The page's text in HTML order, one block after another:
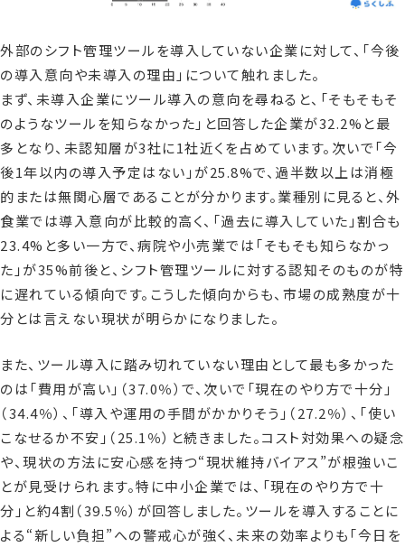
外部のシフト管理ツールを導入していない企業に対して、「今後
の導入意向や未導入の理由」について触れました。
まず、未導入企業にツール導入の意向を尋ねると、「そもそもそ
のようなツールを知らなかった」と回答した企業が32.2%と最
多となり、未認知層が3社に1社近くを占めています。次いで「今
後1年以内の導入予定はない」が25.8%で、過半数以上は消極
的または無関心層であることが分かります。業種別に見ると、外
食業では導入意向が比較的高く、「過去に導入していた」割合も
23.4%と多い一方で、病院や小売業では「そもそも知らなかっ
た」が35%前後と、シフト管理ツールに対する認知そのものが特
に遅れている傾向です。こうした傾向からも、市場の成熟度が十
分とは言えない現状が明らかになりました。
また、ツール導入に踏み切れていない理由として最も多かった
のは「費用が高い」（37.0％）で、次いで「現在のやり方で十分」
（34.4％）、「導入や運用の手間がかかりそう」（27.2％）、「使い
こなせるか不安」（25.1％）と続きました。コスト対効果への疑念
や、現状の方法に安心感を持つ“現状維持バイアス”が根強いこ
とが見受けられます。特に中小企業では、「現在のやり方で十
分」と約4割（39.5％）が回答しました。ツールを導入することに
よる“新しい負担”への警戒心が強く、未来の効率よりも「今日を